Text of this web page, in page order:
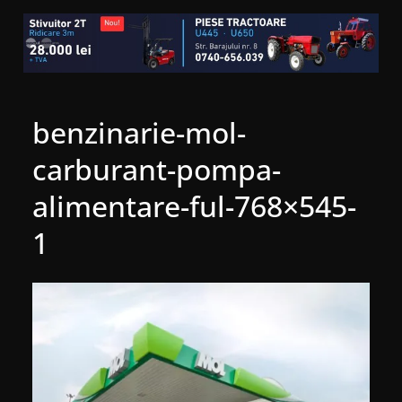
benzinarie-mol-
carburant-pompa-
alimentare-ful-768×545-
1